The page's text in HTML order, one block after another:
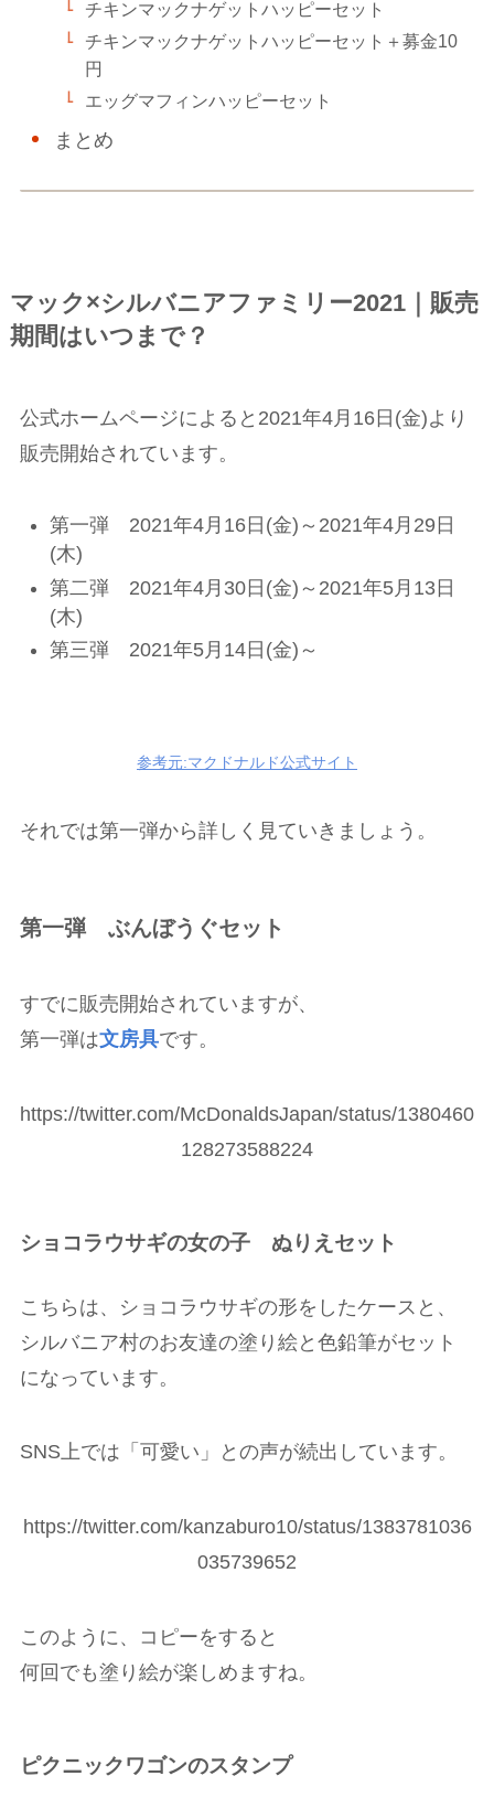
チキンマックナゲットハッピーセット
チキンマックナゲットハッピーセット＋募金10
円
エッグマフィンハッピーセット
まとめ
マック×シルバニアファミリー2021｜販売
期間はいつまで？
公式ホームページによると2021年4月16日(金)より
販売開始されています。
第一弾 2021年4月16日(金)～2021年4月29日
(木)
第二弾 2021年4月30日(金)～2021年5月13日
(木)
第三弾 2021年5月14日(金)～
参考元:マクドナルド公式サイト
それでは第一弾から詳しく見ていきましょう。
第一弾 ぶんぼうぐセット
すでに販売開始されていますが、
第一弾は文房具です。
https://twitter.com/McDonaldsJapan/status/1380460
128273588224
ショコラウサギの女の子 ぬりえセット
こちらは、ショコラウサギの形をしたケースと、
シルバニア村のお友達の塗り絵と色鉛筆がセット
になっています。
SNS上では「可愛い」との声が続出しています。
https://twitter.com/kanzaburo10/status/1383781036
035739652
このように、コピーをすると
何回でも塗り絵が楽しめますね。
ピクニックワゴンのスタンプ